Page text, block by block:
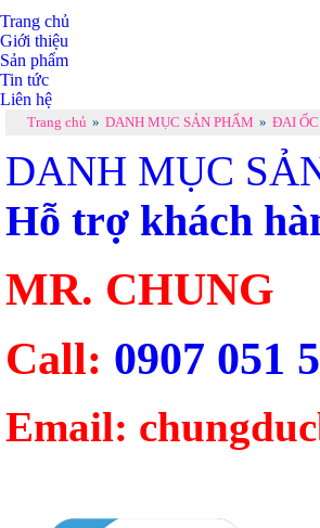
Trang chủ
Giới thiệu
Sản phẩm
Tin tức
Liên hệ
Trang chủ » DANH MỤC SẢN PHẨM » ĐAI
DANH MỤC
Hỗ trợ khách
MR. CHUNG
Call: 0907 051
Email: